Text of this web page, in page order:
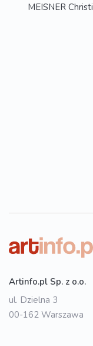
MEISNER
Artinfo.pl Sp. z o.o.
ul. Dzielna 3
00-162 Warszawa